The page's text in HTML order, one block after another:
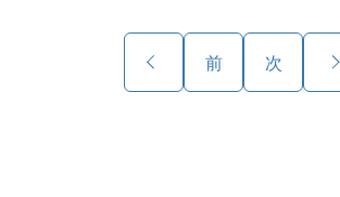
前 次